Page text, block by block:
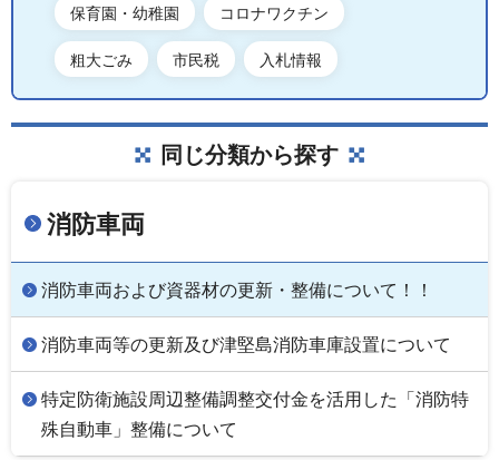
保育園・幼稚園 コロナワクチン
粗大ごみ 市民税 入札情報
同じ分類から探す
消防車両
消防車両および資器材の更新・整備について！！
消防車両等の更新及び津堅島消防車庫設置について
特定防衛施設周辺整備調整交付金を活用した「消防特
殊自動車」整備について